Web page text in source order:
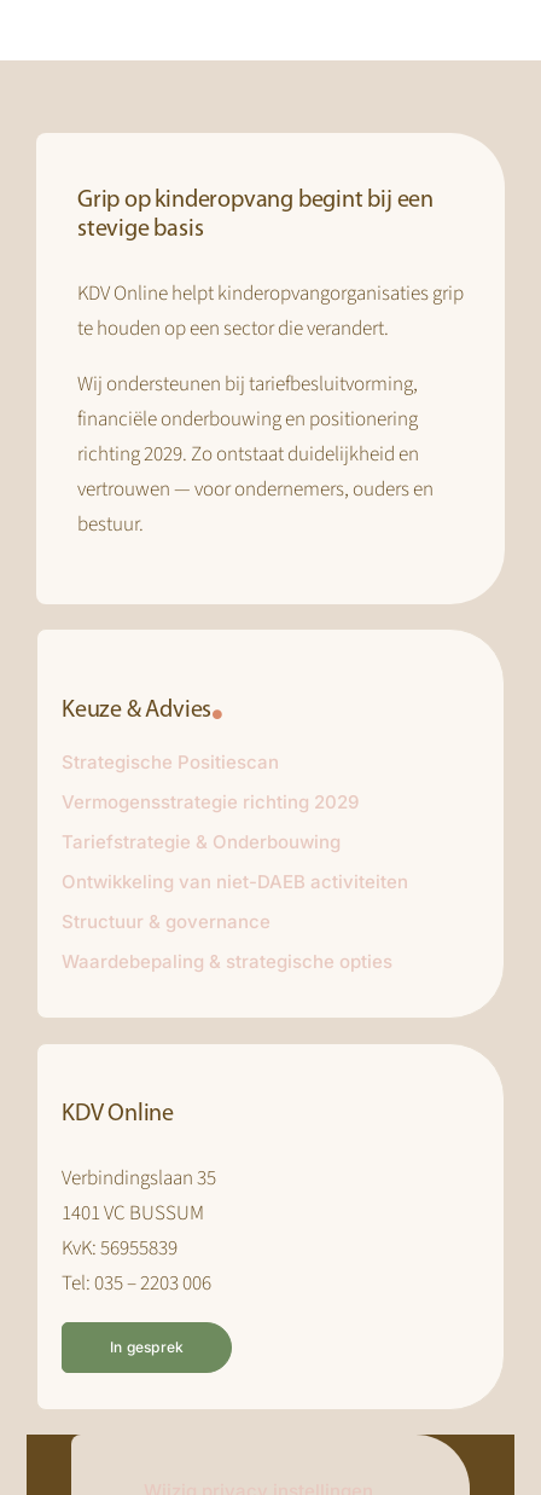
Grip op kinderopvang begint bij een
stevige basis
KDV Online helpt kinderopvangorganisaties grip
te houden op een sector die verandert.
Wij ondersteunen bij tariefbesluitvorming,
financiële onderbouwing en positionering
richting 2029. Zo ontstaat duidelijkheid en
vertrouwen — voor ondernemers, ouders en
bestuur.
Keuze & Advies
Strategische Positiescan
Vermogensstrategie richting 2029
Tariefstrategie & Onderbouwing
Ontwikkeling van niet-DAEB activiteiten
Structuur & governance
Waardebepaling & strategische opties
KDV Online
Verbindingslaan 35
1401 VC BUSSUM
KvK: 56955839
Tel: 035 – 2203 006
In gesprek